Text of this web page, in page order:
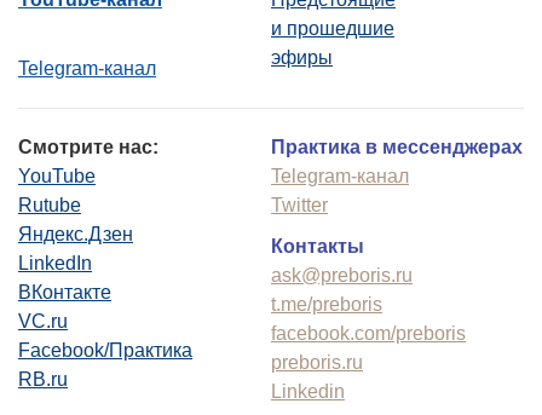
Telegram-канал
и прошедшие
эфиры
Смотрите нас:
YouTube
Rutube
Яндекс.Дзен
LinkedIn
ВКонтакте
VC.ru
Facebook/Практика
RB.ru
Практика в мессенджерах
Telegram-канал
Twitter
Контакты
ask@preboris.ru
t.me/preboris
facebook.com/preboris
preboris.ru
Linkedin